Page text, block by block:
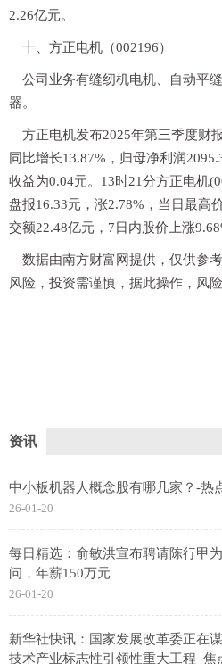
2.26亿元。
十、方正电机（002196）
公司业务有缝纫机电机、自动平
器。
方正电机发布2025年第三季度财
同比增长13.87%，归母净利润
收益为0.04元。13时21分方正电机
盘报16.33元，涨2.78%，当日最高
交额22.48亿元，7日内股价上涨
数据由南方财富网提供，仅供参
风险，投资需谨慎，据此操作，风险
资讯
中小板机器人概念股有哪几家？-热
26-01-20
每日精选：俞敏洪宣布聘请陈行甲
问，年薪150万元
26-01-20
新华社快讯：国家发展改革委正在
技术产业标志性引领性重大工程_焦